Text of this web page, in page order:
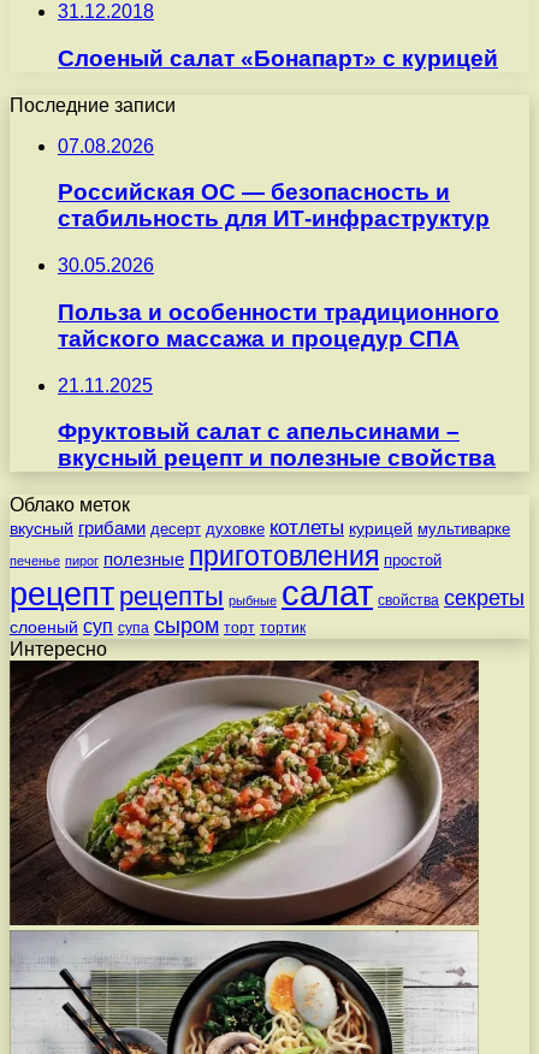
31.12.2018
Слоеный салат «Бонапарт» с курицей
Последние записи
07.08.2026
Российская ОС — безопасность и
стабильность для ИТ-инфраструктур
30.05.2026
Польза и особенности традиционного
тайского массажа и процедур СПА
21.11.2025
Фруктовый салат с апельсинами –
вкусный рецепт и полезные свойства
Облако меток
вкусный грибами десерт духовке котлеты курицей мультиварке
печенье пирог полезные приготовления простой
рецепт рецепты рыбные салат свойства секреты
слоеный суп супа сыром торт тортик
Интересно